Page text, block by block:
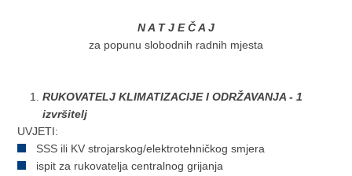
N A T J E Č A J
za popunu slobodnih radnih mjesta
RUKOVATELJ KLIMATIZACIJE I ODRŽAVANJA - 1
izvršitelj
UVJETI:
SSS ili KV strojarskog/elektrotehničkog smjera
ispit za rukovatelja centralnog grijanja